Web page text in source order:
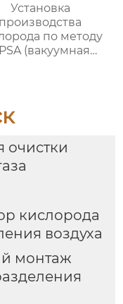
Установка
производства
по методу
(вакуумная
очистки
кислорода
воздуха
монтаж